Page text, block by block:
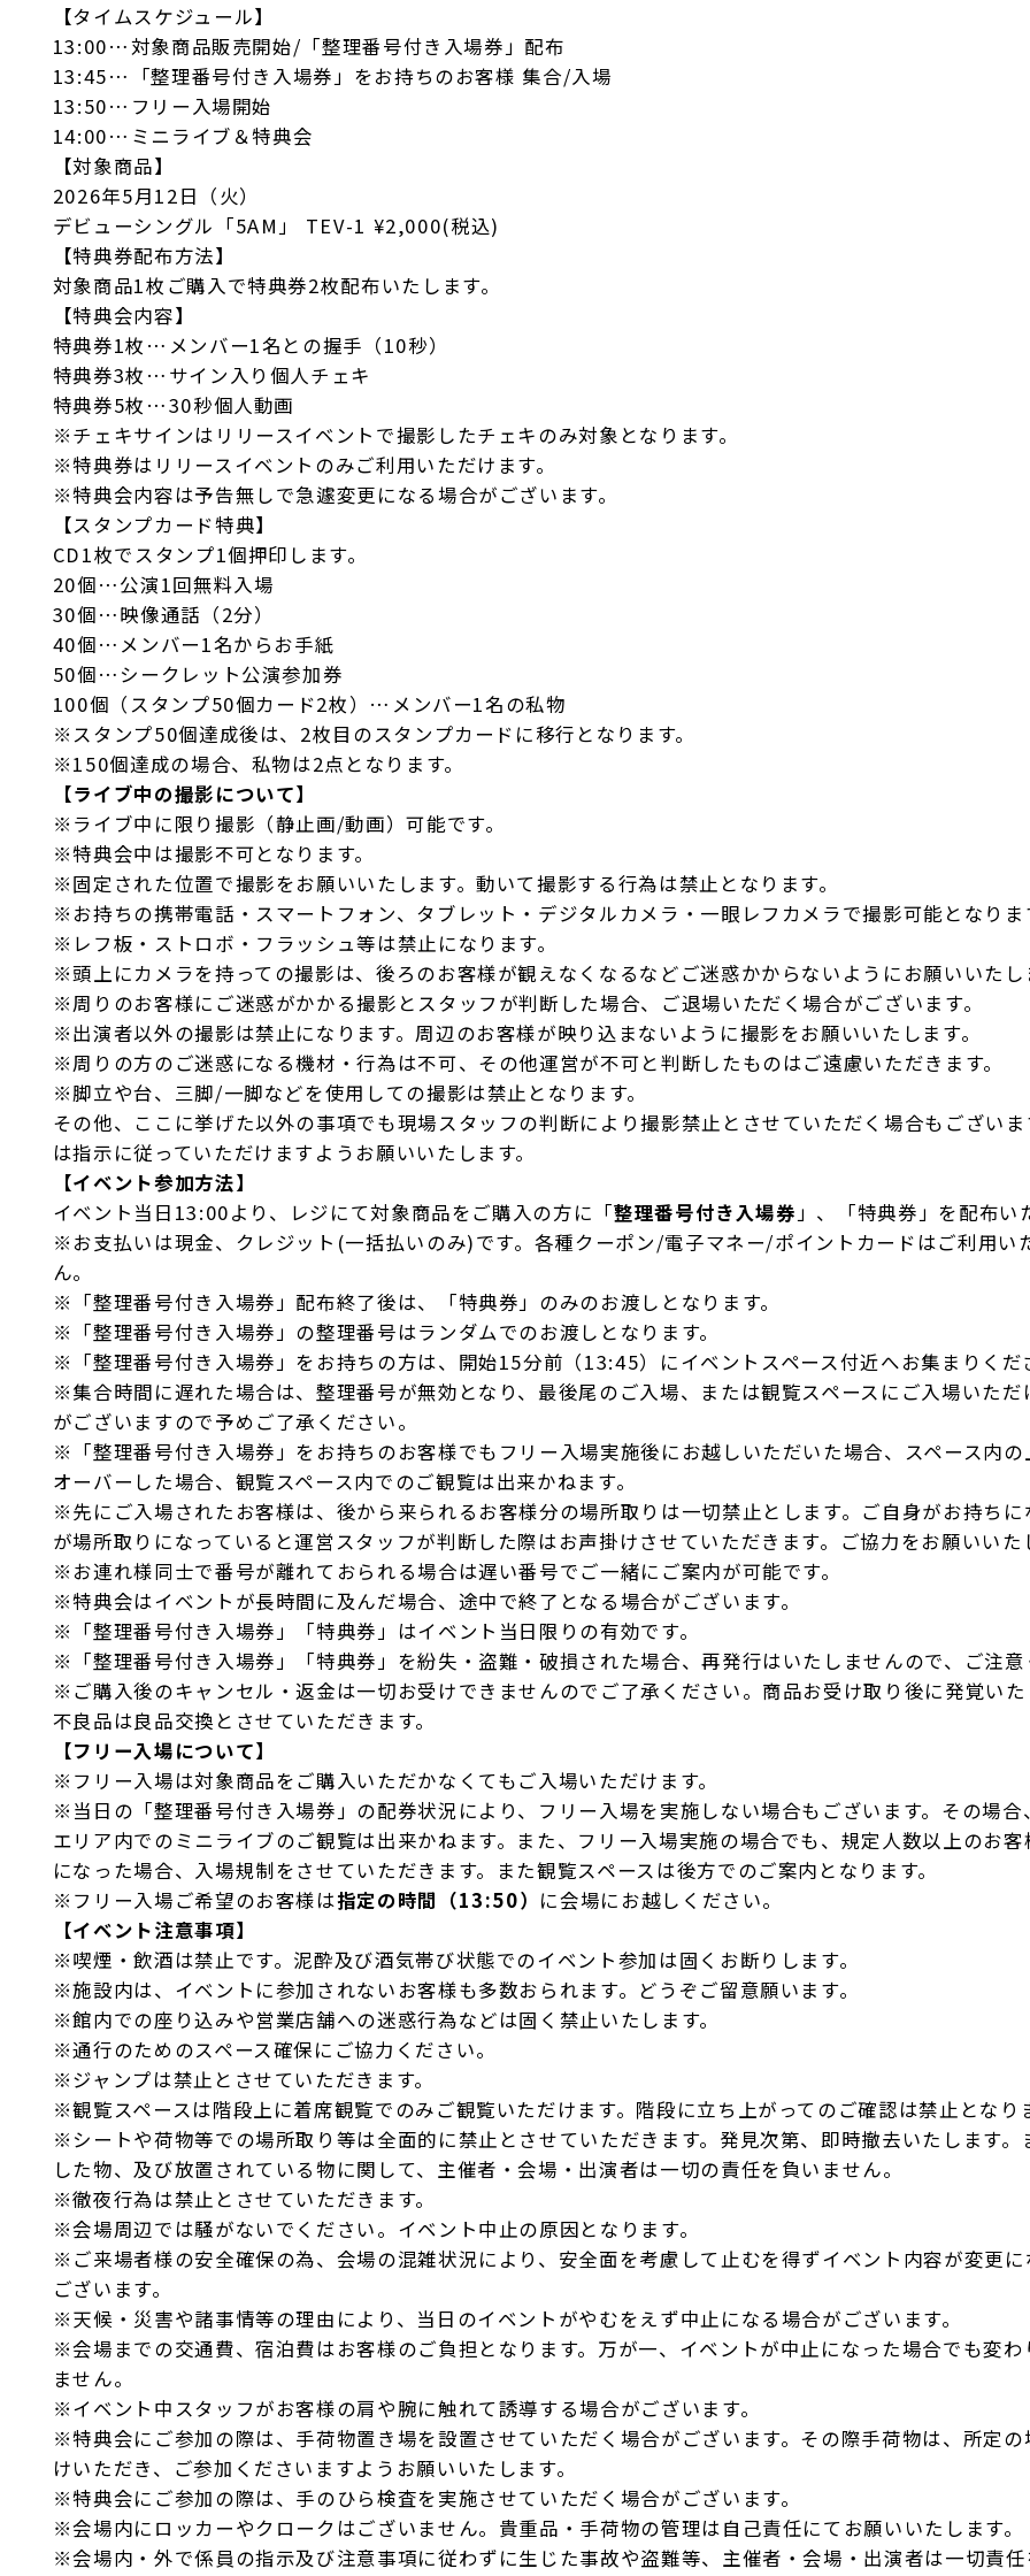
【タイムスケジュール】
13:00…対象商品販売開始/「整理番号付き入場券」配布
13:45…「整理番号付き入場券」をお持ちのお客様 集合/入場
13:50…フリー入場開始
14:00…ミニライブ＆特典会
【対象商品】
2026年5月12日（火）
デビューシングル「5AM」 TEV-1 ¥2,000(税込)
【特典券配布方法】
対象商品1枚ご購入で特典券2枚配布いたします。
【特典会内容】
特典券1枚…メンバー1名との握手（10秒）
特典券3枚…サイン入り個人チェキ
特典券5枚…30秒個人動画
※チェキサインはリリースイベントで撮影したチェキのみ対象となります。
※特典券はリリースイベントのみご利用いただけます。
※特典会内容は予告無しで急遽変更になる場合がございます。
【スタンプカード特典】
CD1枚でスタンプ1個押印します。
20個…公演1回無料入場
30個…映像通話（2分）
40個…メンバー1名からお手紙
50個…シークレット公演参加券
100個（スタンプ50個カード2枚）…メンバー1名の私物
※スタンプ50個達成後は、2枚目のスタンプカードに移行となります。
※150個達成の場合、私物は2点となります。
【ライブ中の撮影について】
※ライブ中に限り撮影（静止画/動画）可能です。
※特典会中は撮影不可となります。
※固定された位置で撮影をお願いいたします。動いて撮影する行為は禁止となります。
※お持ちの携帯電話・スマートフォン、タブレット・デジタルカメラ・一眼レフカメラで撮影可能となりま
※レフ板・ストロボ・フラッシュ等は禁止になります。
※頭上にカメラを持っての撮影は、後ろのお客様が観えなくなるなどご迷惑かからないようにお願いいたし
※周りのお客様にご迷惑がかかる撮影とスタッフが判断した場合、ご退場いただく場合がございます。
※出演者以外の撮影は禁止になります。周辺のお客様が映り込まないように撮影をお願いいたします。
※周りの方のご迷惑になる機材・行為は不可、その他運営が不可と判断したものはご遠慮いただきます。
※脚立や台、三脚/一脚などを使用しての撮影は禁止となります。
その他、ここに挙げた以外の事項でも現場スタッフの判断により撮影禁止とさせていただく場合もございま
は指示に従っていただけますようお願いいたします。
【イベント参加方法】
イベント当日13:00より、レジにて対象商品をご購入の方に「整理番号付き入場券」、「特典券」を配布い
※お支払いは現金、クレジット(一括払いのみ)です。各種クーポン/電子マネー/ポイントカードはご利用い
ん。
※「整理番号付き入場券」配布終了後は、「特典券」のみのお渡しとなります。
※「整理番号付き入場券」の整理番号はランダムでのお渡しとなります。
※「整理番号付き入場券」をお持ちの方は、開始15分前（13:45）にイベントスペース付近へお集まりくだ
※集合時間に遅れた場合は、整理番号が無効となり、最後尾のご入場、または観覧スペースにご入場いただ
がございますので予めご了承ください。
※「整理番号付き入場券」をお持ちのお客様でもフリー入場実施後にお越しいただいた場合、スペース内の
オーバーした場合、観覧スペース内でのご観覧は出来かねます。
※先にご入場されたお客様は、後から来られるお客様分の場所取りは一切禁止とします。ご自身がお持ちに
が場所取りになっていると運営スタッフが判断した際はお声掛けさせていただきます。ご協力をお願いいた
※お連れ様同士で番号が離れておられる場合は遅い番号でご一緒にご案内が可能です。
※特典会はイベントが長時間に及んだ場合、途中で終了となる場合がございます。
※「整理番号付き入場券」「特典券」はイベント当日限りの有効です。
※「整理番号付き入場券」「特典券」を紛失・盗難・破損された場合、再発行はいたしませんので、ご注意
※ご購入後のキャンセル・返金は一切お受けできませんのでご了承ください。商品お受け取り後に発覚いた
不良品は良品交換とさせていただきます。
【フリー入場について】
※フリー入場は対象商品をご購入いただかなくてもご入場いただけます。
※当日の「整理番号付き入場券」の配券状況により、フリー入場を実施しない場合もございます。その場合
エリア内でのミニライブのご観覧は出来かねます。また、フリー入場実施の場合でも、規定人数以上のお客
になった場合、入場規制をさせていただきます。また観覧スペースは後方でのご案内となります。
※フリー入場ご希望のお客様は指定の時間（13:50） に会場にお越しください。
【イベント注意事項】
※喫煙・飲酒は禁止です。泥酔及び酒気帯び状態でのイベント参加は固くお断りします。
※施設内は、イベントに参加されないお客様も多数おられます。どうぞご留意願います。
※館内での座り込みや営業店舗への迷惑行為などは固く禁止いたします。
※通行のためのスペース確保にご協力ください。
※ジャンプは禁止とさせていただきます。
※観覧スペースは階段上に着席観覧でのみご観覧いただけます。階段に立ち上がってのご確認は禁止となり
※シートや荷物等での場所取り等は全面的に禁止とさせていただきます。発見次第、即時撤去いたします。
した物、及び放置されている物に関して、主催者・会場・出演者は一切の責任を負いません。
※徹夜行為は禁止とさせていただきます。
※会場周辺では騒がないでください。イベント中止の原因となります。
※ご来場者様の安全確保の為、会場の混雑状況により、安全面を考慮して止むを得ずイベント内容が変更に
ございます。
※天候・災害や諸事情等の理由により、当日のイベントがやむをえず中止になる場合がございます。
※会場までの交通費、宿泊費はお客様のご負担となります。万が一、イベントが中止になった場合でも変わ
ません。
※イベント中スタッフがお客様の肩や腕に触れて誘導する場合がございます。
※特典会にご参加の際は、手荷物置き場を設置させていただく場合がございます。その際手荷物は、所定の
けいただき、ご参加くださいますようお願いいたします。
※特典会にご参加の際は、手のひら検査を実施させていただく場合がございます。
※会場内にロッカーやクロークはございません。貴重品・手荷物の管理は自己責任にてお願いいたします。
※会場内・外で係員の指示及び注意事項に従わずに生じた事故や盗難等、主催者・会場・出演者は一切責任